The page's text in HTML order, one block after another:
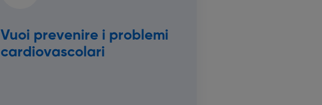
Vuoi prevenire i problemi
cardiovascolari